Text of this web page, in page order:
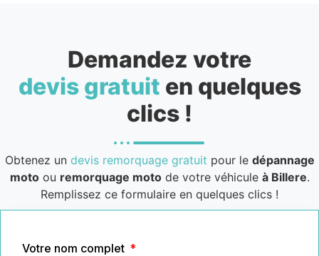
Demandez votre
devis gratuit en quelques
clics !
Obtenez un devis remorquage gratuit pour le dépannage
motoou remorquage motode votre véhicule à Billere.
Remplissez ce formulaire en quelques clics !
Votre nom complet